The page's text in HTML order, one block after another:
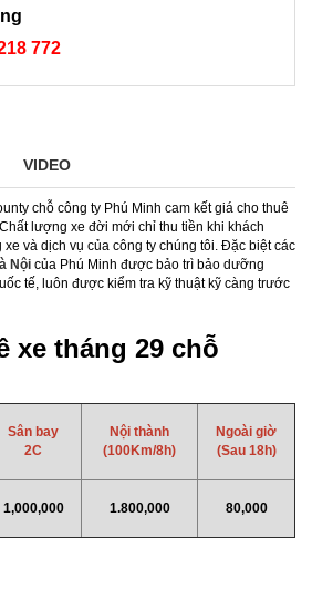
772
VIDEO
chỗ công ty Phú Minh cam kết giá cho thuê
lượng xe đời mới chỉ thu tiền khi khách
và dịch vụ của công ty chúng tôi. Đặc biệt các
Nội của Phú Minh được bảo trì bảo dưỡng
tế, luôn được kiểm tra kỹ thuật kỹ càng trước
xe tháng 29 chỗ
Sân bay
2C
Nội thành
(100Km/8h)
Ngoài giờ
(Sau 18h)
1,000,000 1.800,000 80,000